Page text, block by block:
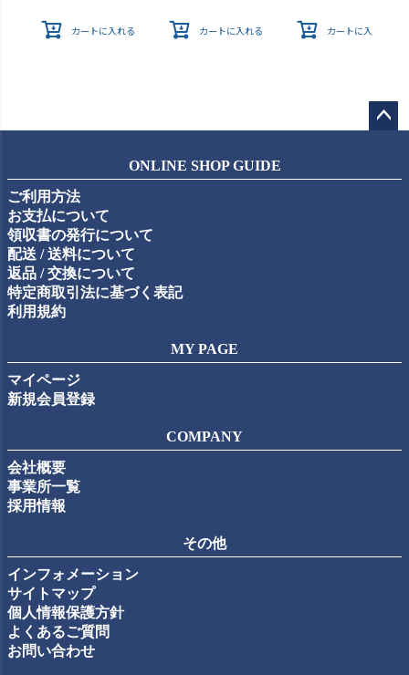
カートに入れる カートに入れる カートに入れる
ップ
ONLINE SHOP GUIDE
ご利用方法
お支払について
領収書の発行について
配送 / 送料について
返品 / 交換について
特定商取引法に基づく表記
利用規約
MY PAGE
マイページ
新規会員登録
COMPANY
会社概要
事業所一覧
採用情報
その他
インフォメーション
サイトマップ
個人情報保護方針
よくあるご質問
お問い合わせ